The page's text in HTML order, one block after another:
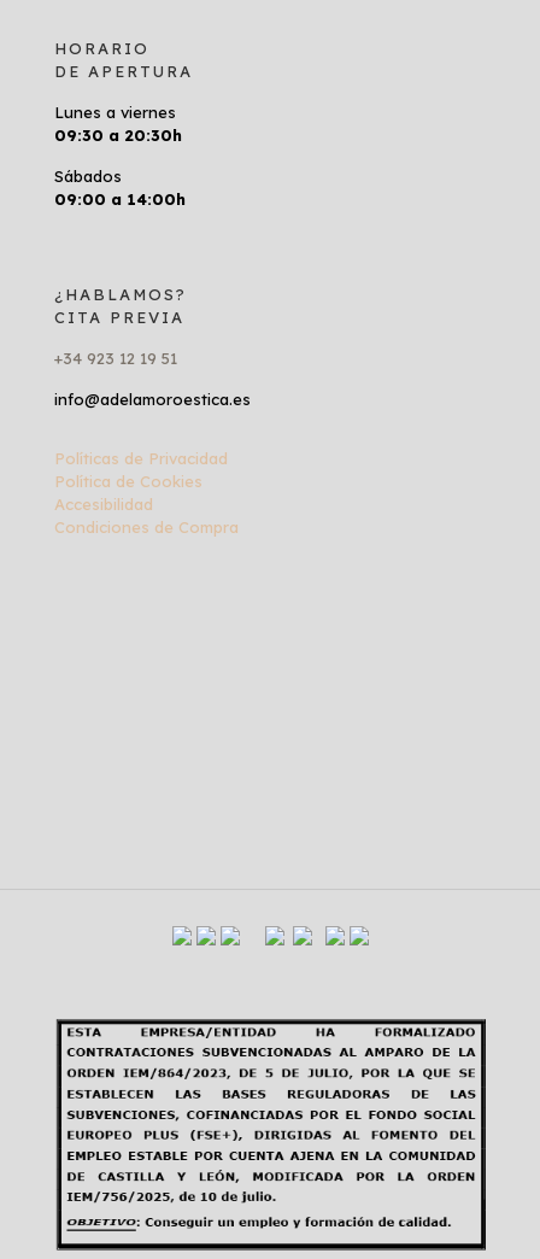
HORARIO
DE APERTURA
Lunes a viernes
09:30 a 20:30h
Sábados
09:00 a 14:00h
¿HABLAMOS?
CITA PREVIA
+34 923 12 19 51
info@adelamoroestica.es
Políticas de Privacidad
Política de Cookies
Accesibilidad
Condiciones de Compra